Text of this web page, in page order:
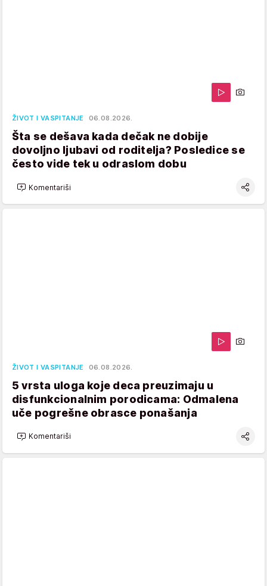
ŽIVOT I VASPITANJE 06.08.2026.
Šta se dešava kada dečak ne dobije
dovoljno ljubavi od roditelja? Posledice se
često vide tek u odraslom dobu
Komentariši
ŽIVOT I VASPITANJE 06.08.2026.
5 vrsta uloga koje deca preuzimaju u
disfunkcionalnim porodicama: Odmalena
uče pogrešne obrasce ponašanja
Komentariši